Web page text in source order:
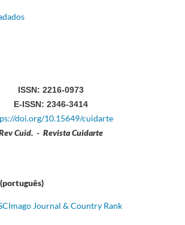
ISSN: 2216-0973
E-ISSN: 2346-3414
doi.org/10.15649/cuidarte
Cuid. - Revista Cuidarte